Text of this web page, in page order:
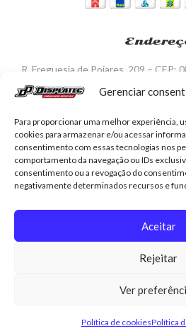
Gerenciar
Para proporcionar uma melhor experiência,
cookies para armazenar e/ou acessar
consentimento com essas tecnologias nos
comportamento da navegação ou IDs
consentimento ou a revogação do
negativamente determinados recursos e
Aceitar
Rejeitar
Ver
Política de cookiesPolítica
R. Freguesia de Poiares, 209 – CEP:
Tel:(11) 2524-
(11) 94705-5754 /
Minha conta
© Copyright - Displatec . Design Zona